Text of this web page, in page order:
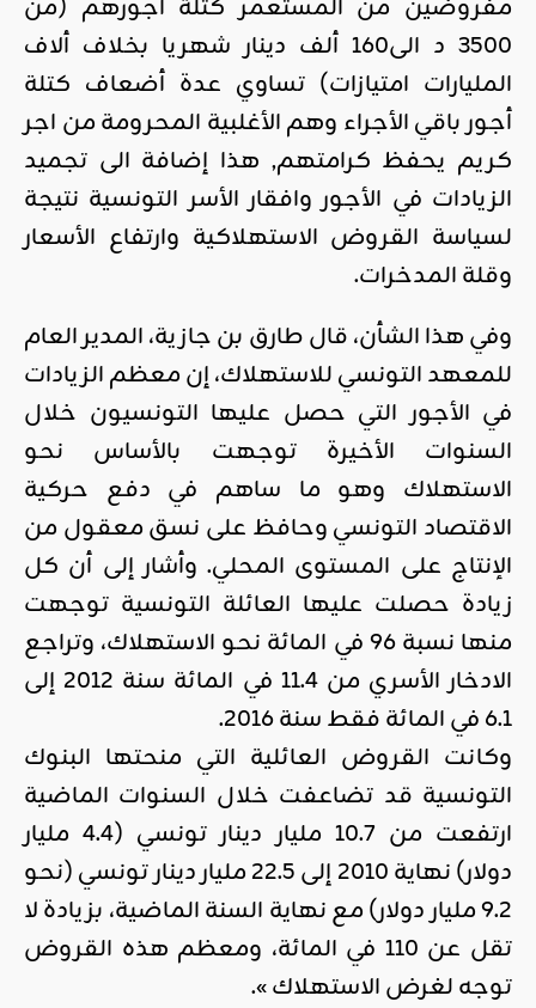
مفروضين من المستعمر كتلة أجورهم (من
3500 د الى160 ألف دينار شهريا بخلاف ألاف
المليارات امتيازات) تساوي عدة أضعاف كتلة
أجور باقي الأجراء وهم الأغلبية المحرومة من اجر
كريم يحفظ كرامتهم, هذا إضافة الى تجميد
الزيادات في الأجور وافقار الأسر التونسية نتيجة
لسياسة القروض الاستهلاكية وارتفاع الأسعار
وقلة المدخرات.
وفي هذا الشأن، قال طارق بن جازية، المدير العام
للمعهد التونسي للاستهلاك، إن معظم الزيادات
في الأجور التي حصل عليها التونسيون خلال
السنوات الأخيرة توجهت بالأساس نحو
الاستهلاك وهو ما ساهم في دفع حركية
الاقتصاد التونسي وحافظ على نسق معقول من
الإنتاج على المستوى المحلي. وأشار إلى أن كل
زيادة حصلت عليها العائلة التونسية توجهت
منها نسبة 96 في المائة نحو الاستهلاك، وتراجع
الادخار الأسري من 11.4 في المائة سنة 2012 إلى
6.1 في المائة فقط سنة 2016.
وكانت القروض العائلية التي منحتها البنوك
التونسية قد تضاعفت خلال السنوات الماضية
ارتفعت من 10.7 مليار دينار تونسي (4.4 مليار
دولار) نهاية 2010 إلى 22.5 مليار دينار تونسي (نحو
9.2 مليار دولار) مع نهاية السنة الماضية، بزيادة لا
تقل عن 110 في المائة، ومعظم هذه القروض
توجه لغرض الاستهلاك ».